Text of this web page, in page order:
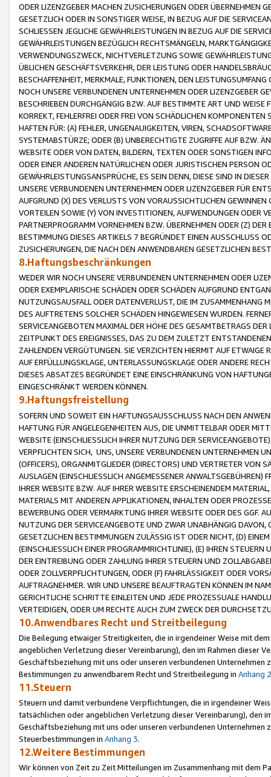
ODER LIZENZGEBER MACHEN ZUSICHERUNGEN ODER ÜBERNEHMEN
GESETZLICH ODER IN SONSTIGER WEISE, IN BEZUG AUF DIE
SCHLIESSEN JEGLICHE GEWÄHRLEISTUNGEN IN BEZUG AUF DIE
GEWÄHRLEISTUNGEN BEZÜGLICH RECHTSMÄNGELN,
VERWENDUNGSZWECK, NICHTVERLETZUNG SOWIE
ÜBLICHEN GESCHÄFTSVERKEHR, DER LEISTUNG ODER
BESCHAFFENHEIT, MERKMALE, FUNKTIONEN, DEN
NOCH UNSERE VERBUNDENEN UNTERNEHMEN ODER LIZENZGEBER
BESCHRIEBEN DURCHGÄNGIG BZW. AUF BESTIMMTE ART UND
KORREKT, FEHLERFREI ODER FREI VON SCHÄDLICHEN
HAFTEN FÜR: (A) FEHLER, UNGENAUIGKEITEN, VIREN,
SYSTEMABSTÜRZE; ODER (B) UNBERECHTIGTE ZUGRIFFE AUF BZW.
WEBSITE ODER VON DATEN, BILDERN, TEXTEN ODER SONSTIGEN
ODER EINER ANDEREN NATÜRLICHEN ODER JURISTISCHEN PERSON
GEWÄHRLEISTUNGSANSPRÜCHE, ES SEIN DENN, DIESE SIND IN
UNSERE VERBUNDENEN UNTERNEHMEN ODER LIZENZGEBER FÜR
AUFGRUND (X) DES VERLUSTS VON VORAUSSICHTLICHEN
VORTEILEN SOWIE (Y) VON INVESTITIONEN, AUFWENDUNGEN ODER
PARTNERPROGRAMM VORNEHMEN BZW. ÜBERNEHMEN ODER (Z)
BESTIMMUNG DIESES ARTIKELS 7 BEGRÜNDET EINEN AUSSCHLUSS
ZUSICHERUNGEN, DIE NACH DEN ANWENDBAREN GESETZLICHEN
8.Haftungsbeschränkungen
WEDER WIR NOCH UNSERE VERBUNDENEN UNTERNEHMEN ODER
ODER EXEMPLARISCHE SCHÄDEN ODER SCHÄDEN AUFGRUND
NUTZUNGSAUSFALL ODER DATENVERLUST, DIE IM ZUSAMMENHANG
DES AUFTRETENS SOLCHER SCHÄDEN HINGEWIESEN WURDEN.
SERVICEANGEBOTEN MAXIMAL DER HÖHE DES GESAMTBETRAGS
ZEITPUNKT DES EREIGNISSES, DAS ZU DEM ZULETZT
ZAHLENDEN VERGÜTUNGEN. SIE VERZICHTEN HIERMIT AUF
AUF ERFÜLLUNGSKLAGE, UNTERLASSUNGSKLAGE ODER ANDERE
DIESES ABSATZES BEGRÜNDET EINE EINSCHRÄNKUNG VON
EINGESCHRÄNKT WERDEN KÖNNEN.
9.Haftungsfreistellung
SOFERN UND SOWEIT EIN HAFTUNGSAUSSCHLUSS NACH DEN
HAFTUNG FÜR ANGELEGENHEITEN AUS, DIE UNMITTELBAR ODER
WEBSITE (EINSCHLIESSLICH IHRER NUTZUNG DER
VERPFLICHTEN SICH, UNS, UNSERE VERBUNDENEN UNTERNEHMEN
(OFFICERS), ORGANMITGLIEDER (DIRECTORS) UND VERTRETER VON
AUSLAGEN (EINSCHLIESSLICH ANGEMESSENER
IHRER WEBSITE BZW. AUF IHRER WEBSITE ERSCHEINENDEM
MATERIALS MIT ANDEREN APPLIKATIONEN, INHALTEN ODER
BEWERBUNG ODER VERMARKTUNG IHRER WEBSITE ODER DES GGF.
NUTZUNG DER SERVICEANGEBOTE UND ZWAR UNABHÄNGIG
GESETZLICHEN BESTIMMUNGEN ZULÄSSIG IST ODER NICHT, (D)
(EINSCHLIESSLICH EINER PROGRAMMRICHTLINIE), (E) IHREN
DER EINTREIBUNG ODER ZAHLUNG IHRER STEUERN UND
ODER ZOLLVERPFLICHTUNGEN, ODER (F) FAHRLÄSSIGKEIT ODER
AUFTRAGNEHMER. WIR UND UNSERE BEAUFTRAGTEN KÖNNEN IM
GERICHTLICHE SCHRITTE EINLEITEN UND JEDE PROZESSUALE
VERTEIDIGEN, ODER UM RECHTE AUCH ZUM ZWECK DER
10.Anwendbares Recht und Streitbeilegung
Die Beilegung etwaiger Streitigkeiten, die in irgendeiner Weise mit
angeblichen Verletzung dieser Vereinbarung), den im Rahmen dieser
Geschäftsbeziehung mit uns oder unseren verbundenen
Bestimmungen zu anwendbarem Recht und Streitbeilegung in Anhang 2
11.Steuern
Steuern und damit verbundene Verpflichtungen, die in irgendeiner
tatsächlichen oder angeblichen Verletzung dieser Vereinbarung), den
Geschäftsbeziehung mit uns oder unseren verbundenen
Steuerbestimmungen in Anhang 3.
12.Weitere Bestimmungen
Wir können von Zeit zu Zeit Mitteilungen im Zusammenhang mit dem